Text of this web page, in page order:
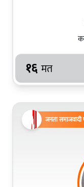
१६ मत
जनता समाजवादी